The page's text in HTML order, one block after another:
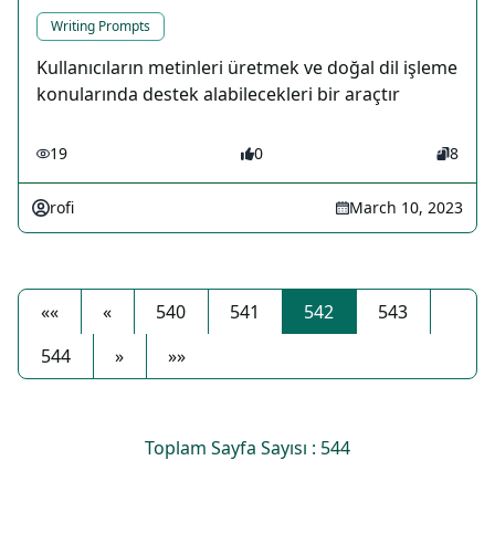
Writing Prompts
Kullanıcıların metinleri üretmek ve doğal dil işleme
konularında destek alabilecekleri bir araçtır
19 0 8
rofi March 10, 2023
«« « 540 541 542
543
544
» »»
Toplam Sayfa Sayısı : 544